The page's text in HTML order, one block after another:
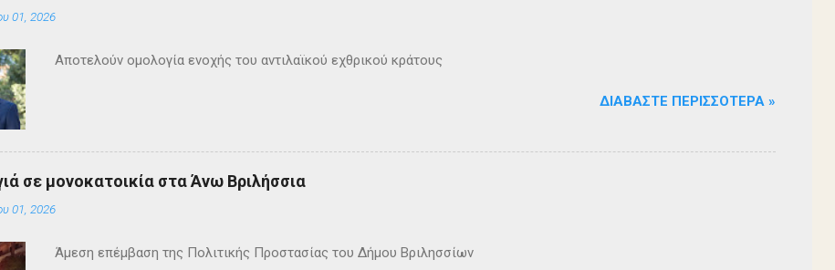
01, 2026
Αποτελούν ομολογία ενοχής του αντιλαϊκού εχθρικού κράτους
ΔΙΑΒΆΣΤΕ ΠΕΡΙΣΣΌΤΕΡΑ »
σε μονοκατοικία στα Άνω Βριλήσσια
01, 2026
Άμεση επέμβαση της Πολιτικής Προστασίας του Δήμου Βριλησσίων